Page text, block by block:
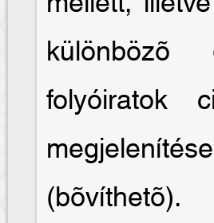
különbözõ
folyóiratok
(bõvíthetõ).